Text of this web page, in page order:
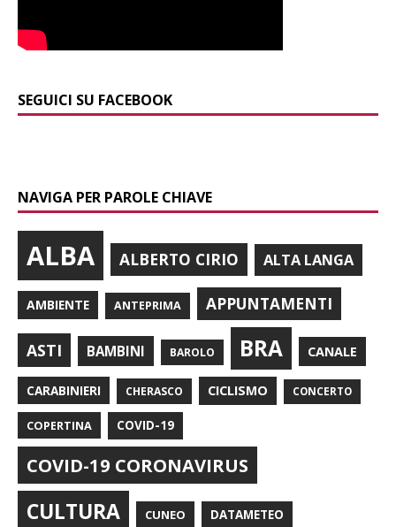
SEGUICI SU FACEBOOK
NAVIGA PER PAROLE CHIAVE
ALBA ALBERTO CIRIO ALTA LANGA
AMBIENTE ANTEPRIMA APPUNTAMENTI
ASTI BAMBINI BAROLO BRA CANALE
CARABINIERI CHERASCO CICLISMO CONCERTO
COPERTINA COVID-19
COVID-19 CORONAVIRUS
CULTURA CUNEO DATAMETEO